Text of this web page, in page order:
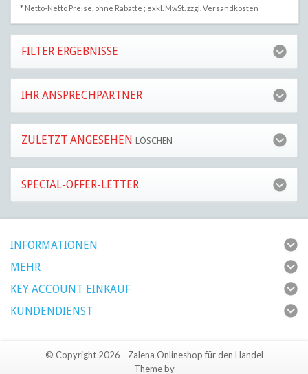
* Netto-Netto Preise, ohne Rabatte ; exkl. MwSt. zzgl. Versandkosten
FILTER ERGEBNISSE
IHR ANSPRECHPARTNER
ZULETZT ANGESEHEN LÖSCHEN
SPECIAL-OFFER-LETTER
INFORMATIONEN
MEHR
KEY ACCOUNT EINKAUF
KUNDENDIENST
© Copyright 2026 - Zalena Onlineshop für den Handel
Theme by